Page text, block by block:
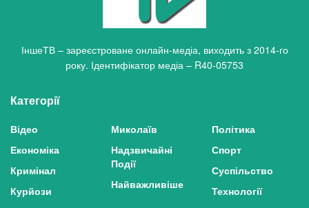
ІншеТВ – зареєстроване онлайн-медіа, виходить з 2014-го
року. Ідентифікатор медіа – R40-05753
Категорії
Відео
Економіка
Кримінал
Курйози
Миколаїв
Надзвичайні
Події
Найважливіше
Політика
Спорт
Суспільство
Технології